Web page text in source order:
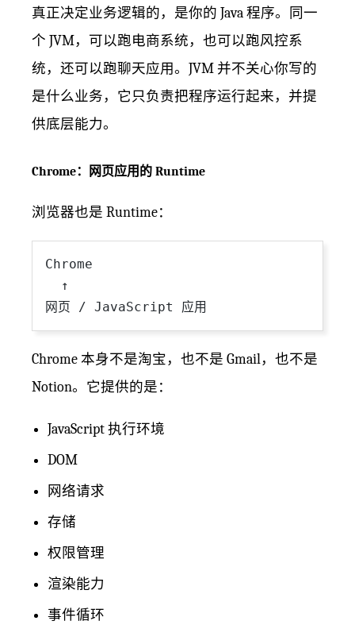
真正决定业务逻辑的，是你的 Java 程序。同一
个 JVM，可以跑电商系统，也可以跑风控系
统，还可以跑聊天应用。JVM 并不关心你写的
是什么业务，它只负责把程序运行起来，并提
供底层能力。
Chrome：网页应用的 Runtime
浏览器也是 Runtime：
Chrome
  ↑
Chrome 本身不是淘宝，也不是 Gmail，也不是
Notion。它提供的是：
JavaScript 执行环境
DOM
网络请求
存储
权限管理
渲染能力
事件循环